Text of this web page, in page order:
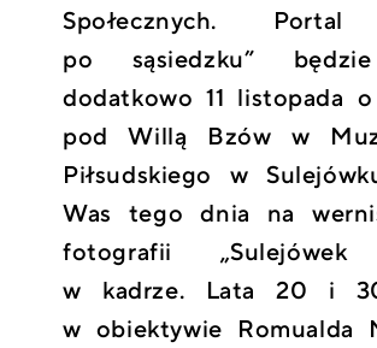
Społecznych. Portal
po sąsiedzku”
dodatkowo 11 listopada
pod Willą Bzów w
Piłsudskiego w
Was tego dnia na
fotografii „Sulejówek
w kadrze. Lata 20 i
w obiektywie Romualda